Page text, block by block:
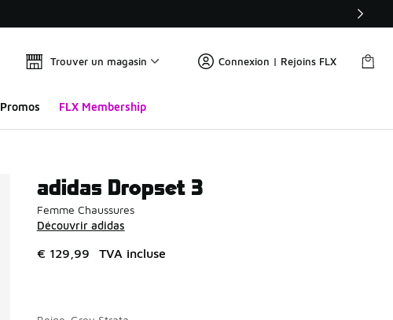
Trouver un magasin Connexion | Rejoins FLX
Promos FLX Membership
adidas Dropset 3
Femme Chaussures
Découvrir adidas
€ 129,99 TVA incluse